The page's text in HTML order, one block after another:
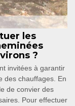
les
?
invitées à garantir
des chauffages. En
de convier des
Pour effectuer